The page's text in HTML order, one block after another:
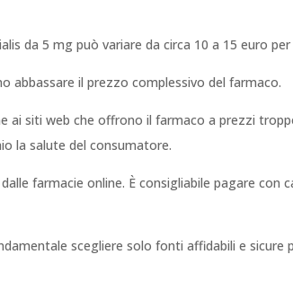
da 5 mg può variare da circa 10 a 15 euro
abbassare il prezzo complessivo del farmaco.
ai siti web che offrono il farmaco a prezzi
la salute del consumatore.
farmacie online. È consigliabile pagare con
scegliere solo fonti affidabili e sicure